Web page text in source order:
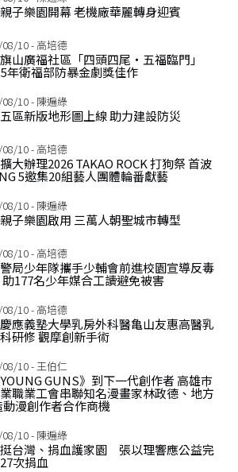
子樂園開幕 老機廠華麗轉身迎賓
10 - 高培德
山廣福社區「四頭四尾‧五福臨門」
年衛福部防暴金劇獎佳作
10 - 陳遍綠
區新版地形圖上線 助力建設防災
10 - 高培德
大辦理2026 TAKAO ROCK 打狗祭 首波
5邀集20組藝人團體輪番獻藝
10 - 陳遍綠
子樂園啟用 三萬人朝聖城市轉型
10 - 高培德
局少年隊攜手少輔會前進校園宣導反毒
助177名少年媒合工讀避免被害
10 - 高培德
應義塾大學乳房外科醫亀山友惠高醫乳
研修 觀摩創新手術
10 - 王伯仁
GUNS》到下一代創作者 高雄巿
職業工會串聯知名漫畫家林政德、地方
漫創作者合作商機
10 - 陳遍綠
台灣、捐血護家園 張以理響應公益完
次捐血